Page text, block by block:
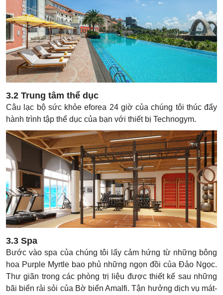
3.2 Trung tâm thể dục
Câu lạc bộ sức khỏe eforea 24 giờ của chúng tôi thúc đẩy
hành trình tập thể dục của bạn với thiết bị Technogym.
3.3 Spa
Bước vào spa của chúng tôi lấy cảm hứng từ những bông
hoa Purple Myrtle bao phủ những ngọn đồi của Đảo Ngọc.
Thư giãn trong các phòng trị liệu được thiết kế sau những
bãi biển rải sỏi của Bờ biển Amalfi. Tận hưởng dịch vụ mát-